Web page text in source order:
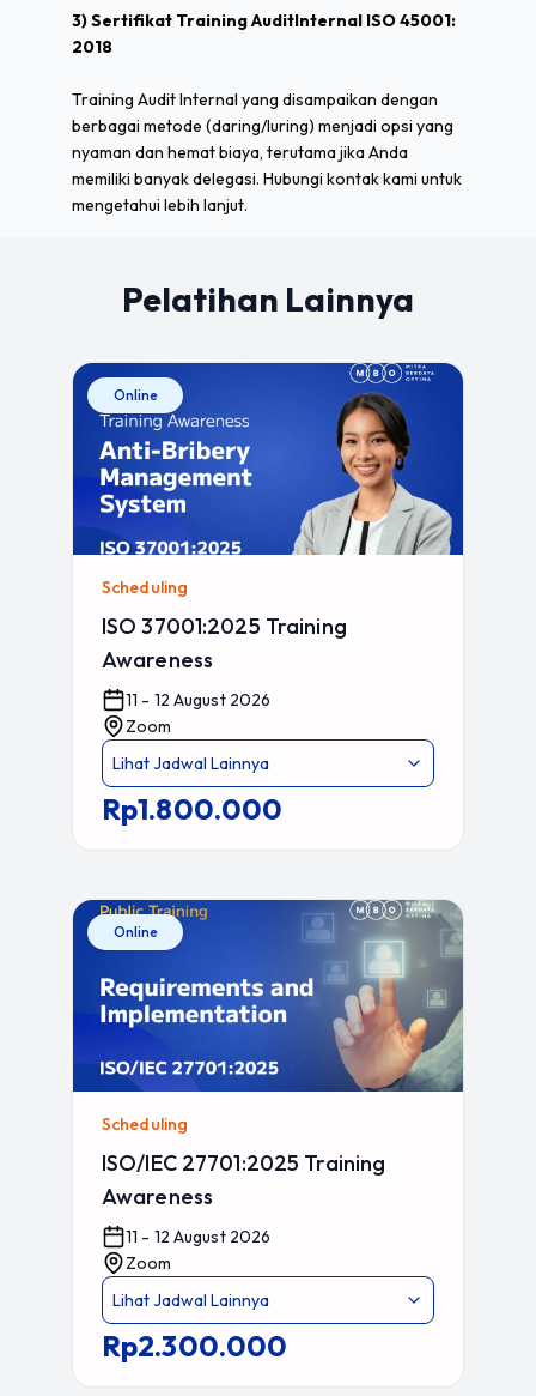
3) Sertifikat Training AuditInternal ISO 45001:
2018
Training Audit Internal yang disampaikan dengan
berbagai metode (daring/luring) menjadi opsi yang
nyaman dan hemat biaya, terutama jika Anda
memiliki banyak delegasi. Hubungi kontak kami untuk
mengetahui lebih lanjut.
Pelatihan Lainnya
Online
Scheduling
ISO 37001:2025 Training
Awareness
11 - 12 August 2026
Zoom
Lihat Jadwal Lainnya
Rp1.800.000
Online
Scheduling
ISO/IEC 27701:2025 Training
Awareness
11 - 12 August 2026
Zoom
Lihat Jadwal Lainnya
Rp2.300.000